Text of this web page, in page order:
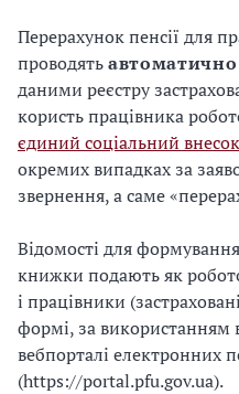
Перерахунок пенсії для
проводять
даними реєстру
користь працівника
єдиний соціальний внесок
окремих випадках за
звернення, а саме
Відомості для
книжки подають як
і працівники
формі, за використанням
вебпорталі електронних
(https://portal.pfu.gov.ua).